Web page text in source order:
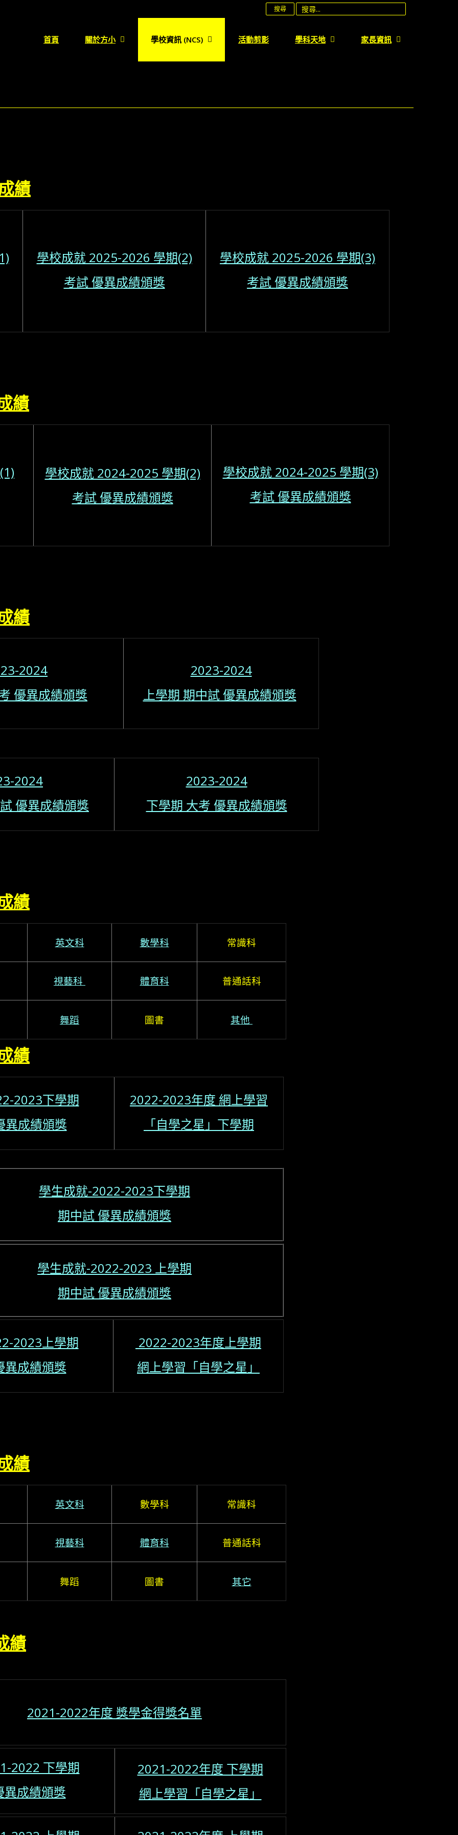
搜尋
首頁 關於方小 學校資訊 (NCS) 活動剪影 學科天地 家長資訊
績
學校成就 2025-2026 學期(2)
考試 優異成績頒獎
學校成就 2025-2026 學期(3)
考試 優異成績頒獎
績
學校成就 2024-2025 學期(2)
考試 優異成績頒獎
學校成就 2024-2025 學期(3)
考試 優異成績頒獎
績
2024
優異成績頒獎
2023-2024
上學期 期中試 優異成績頒獎
2024
優異成績頒獎
2023-2024
下學期 大考 優異成績頒獎
績
英文科 數學科 常識科
視藝科 體育科 普通話科
舞蹈 圖書 其他
績
2023下學期
異成績頒獎
2022-2023年度 網上學習
「自學之星」下學期
學生成就-2022-2023下學期
期中試 優異成績頒獎
學生成就-2022-2023 上學期
期中試 優異成績頒獎
2023上學期
異成績頒獎
2022-2023年度上學期
網上學習 「自學之星」
績
英文科 數學科 常識科
視藝科 體育科 普通話科
舞蹈 圖書 其它
績
2021-2022年度 獎學金得獎名單
2022 下學期
異成績頒獎
2021-2022年度 下學期
網上學習「自學之星」